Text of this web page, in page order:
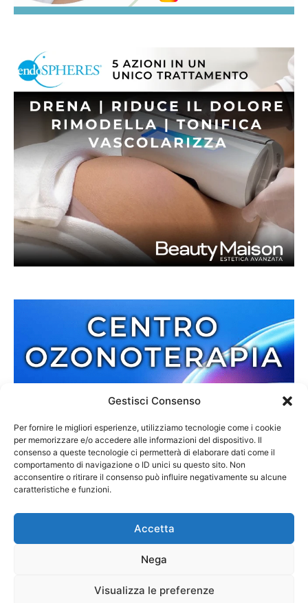
Gestisci Consenso
Per fornire le migliori esperienze, utilizziamo tecnologie come i cookie
per memorizzare e/o accedere alle informazioni del dispositivo. Il
consenso a queste tecnologie ci permetterà di elaborare dati come il
comportamento di navigazione o ID unici su questo sito. Non
acconsentire o ritirare il consenso può influire negativamente su alcune
caratteristiche e funzioni.
Accetta
Nega
Visualizza le preferenze
Contatti Cookie Policy Privacy Policy